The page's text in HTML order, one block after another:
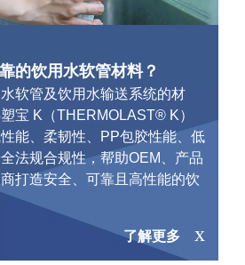
的饮用水软管材料？
软管及饮用水输送系统的材
宝 K（THERMOLAST® K）
能、柔韧性、PP包胶性能、低
法规合规性，帮助OEM、产品
打造安全、可靠且高性能的饮
了解更多